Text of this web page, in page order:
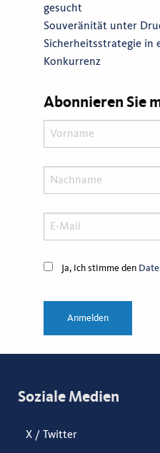
gesucht
Souveränität unter
Sicherheitsstrategie in
Konkurrenz
Abonnieren Sie
Ja, ich stimme den
Anmelden
Soziale Medien
X / Twitter